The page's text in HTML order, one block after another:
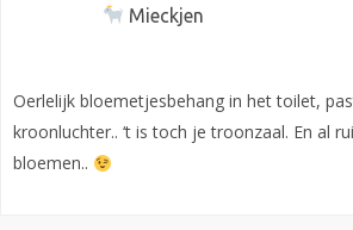
Mieckjen
Oerlelijk bloemetjesbehang in het toilet,
kroonluchter.. ‘t is toch je troonzaal. En al
bloemen..